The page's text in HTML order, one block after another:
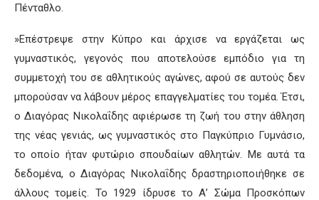
Πένταθλο.
»Επέστρεψε στην Κύπρο και άρχισε να εργάζεται ως
γυμναστικός, γεγονός που αποτελούσε εμπόδιο για τη
συμμετοχή του σε αθλητικούς αγώνες, αφού σε αυτούς δεν
μπορούσαν να λάβουν μέρος επαγγελματίες του τομέα. Έτσι,
ο Διαγόρας Νικολαΐδης αφιέρωσε τη ζωή του στην άθληση
της νέας γενιάς, ως γυμναστικός στο Παγκύπριο Γυμνάσιο,
το οποίο ήταν φυτώριο σπουδαίων αθλητών. Με αυτά τα
δεδομένα, ο Διαγόρας Νικολαΐδης δραστηριοποιήθηκε σε
άλλους τομείς. Το 1929 ίδρυσε το Α’ Σώμα Προσκόπων